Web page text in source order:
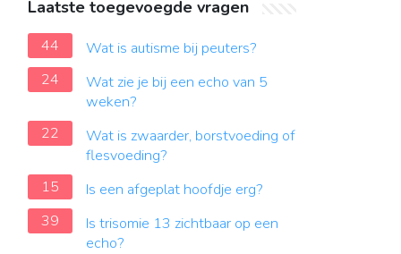
Laatste toegevoegde vragen
44
Wat is autisme bij peuters?
24
Wat zie je bij een echo van 5
weken?
22
Wat is zwaarder, borstvoeding of
flesvoeding?
15
Is een afgeplat hoofdje erg?
39
Is trisomie 13 zichtbaar op een
echo?